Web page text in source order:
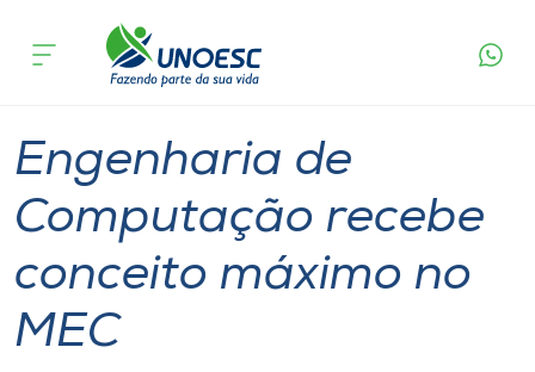
Cursos
Pesquisa
Atendimento ao Estudante
Portal de Ensino
acontece
Engenharia de
Computação recebe
conceito máximo no
MEC